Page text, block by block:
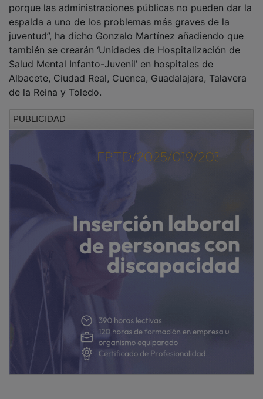
porque las administraciones públicas no pueden dar la
espalda a uno de los problemas más graves de la
juventud”, ha dicho Gonzalo Martínez añadiendo que
también se crearán ‘Unidades de Hospitalización de
Salud Mental Infanto-Juvenil’ en hospitales de
Albacete, Ciudad Real, Cuenca, Guadalajara, Talavera
de la Reina y Toledo.
PUBLICIDAD